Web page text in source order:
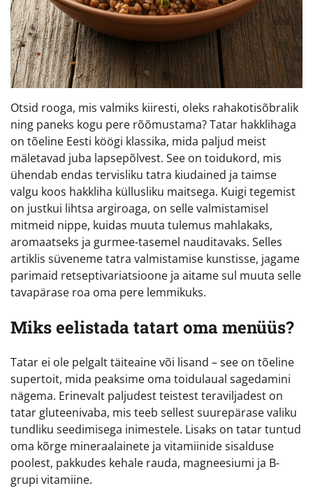
Otsid rooga, mis valmiks kiiresti, oleks rahakotisõbralik
ning paneks kogu pere rõõmustama? Tatar hakklihaga
on tõeline Eesti köögi klassika, mida paljud meist
mäletavad juba lapsepõlvest. See on toidukord, mis
ühendab endas tervisliku tatra kiudained ja taimse
valgu koos hakkliha küllusliku maitsega. Kuigi tegemist
on justkui lihtsa argiroaga, on selle valmistamisel
mitmeid nippe, kuidas muuta tulemus mahlakaks,
aromaatseks ja gurmee-tasemel nauditavaks. Selles
artiklis süveneme tatra valmistamise kunstisse, jagame
parimaid retseptivariatsioone ja aitame sul muuta selle
tavapärase roa oma pere lemmikuks.
Miks eelistada tatart oma menüüs?
Tatar ei ole pelgalt täiteaine või lisand – see on tõeline
supertoit, mida peaksime oma toidulaual sagedamini
nägema. Erinevalt paljudest teistest teraviljadest on
tatar gluteenivaba, mis teeb sellest suurepärase valiku
tundliku seedimisega inimestele. Lisaks on tatar tuntud
oma kõrge mineraalainete ja vitamiinide sisalduse
poolest, pakkudes kehale rauda, magneesiumi ja B-
grupi vitamiine.